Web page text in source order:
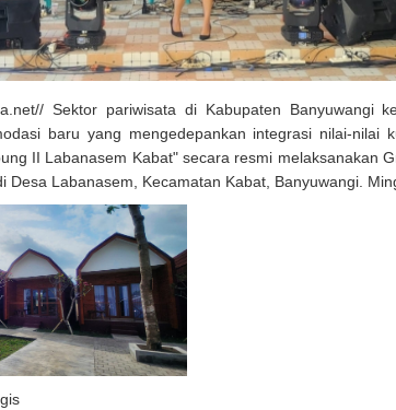
Sektor pariwisata di Kabupaten Banyuwangi
baru yang mengedepankan integrasi nilai-nilai
II Labanasem Kabat" secara resmi melaksanakan
Desa Labanasem, Kecamatan Kabat, Banyuwangi.